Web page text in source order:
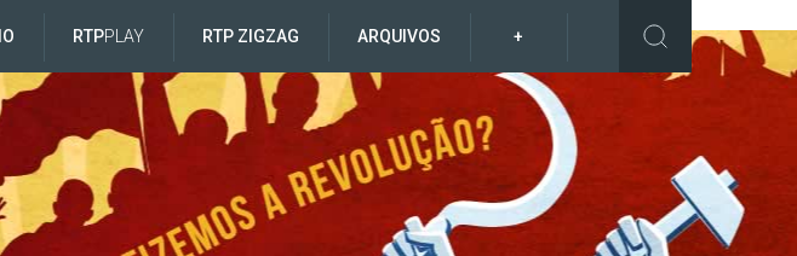
RTPPLAY RTP ZIGZAG ARQUIVOS +